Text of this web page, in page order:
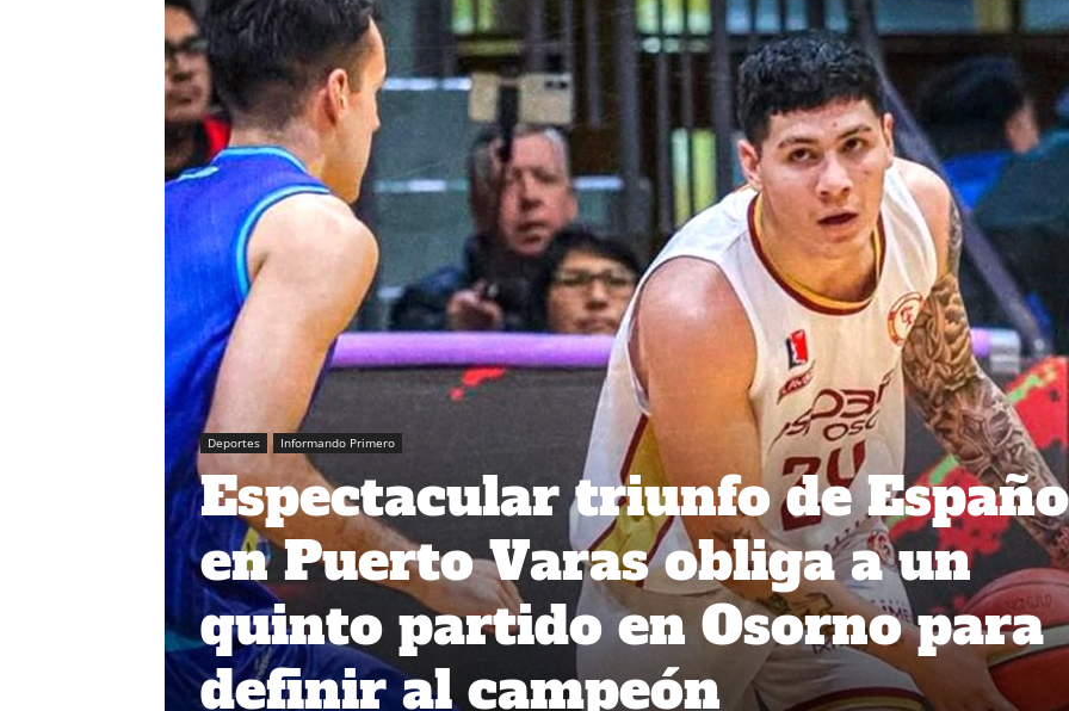
Deportes Informando Primero
Espectacular triunfo de
en Puerto Varas obliga a un
quinto partido en Osorno para
definir al campeón